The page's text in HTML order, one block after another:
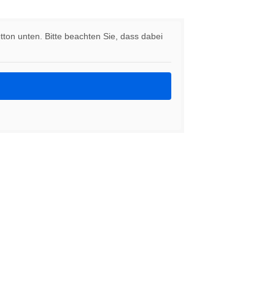
unten. Bitte beachten Sie, dass dabei